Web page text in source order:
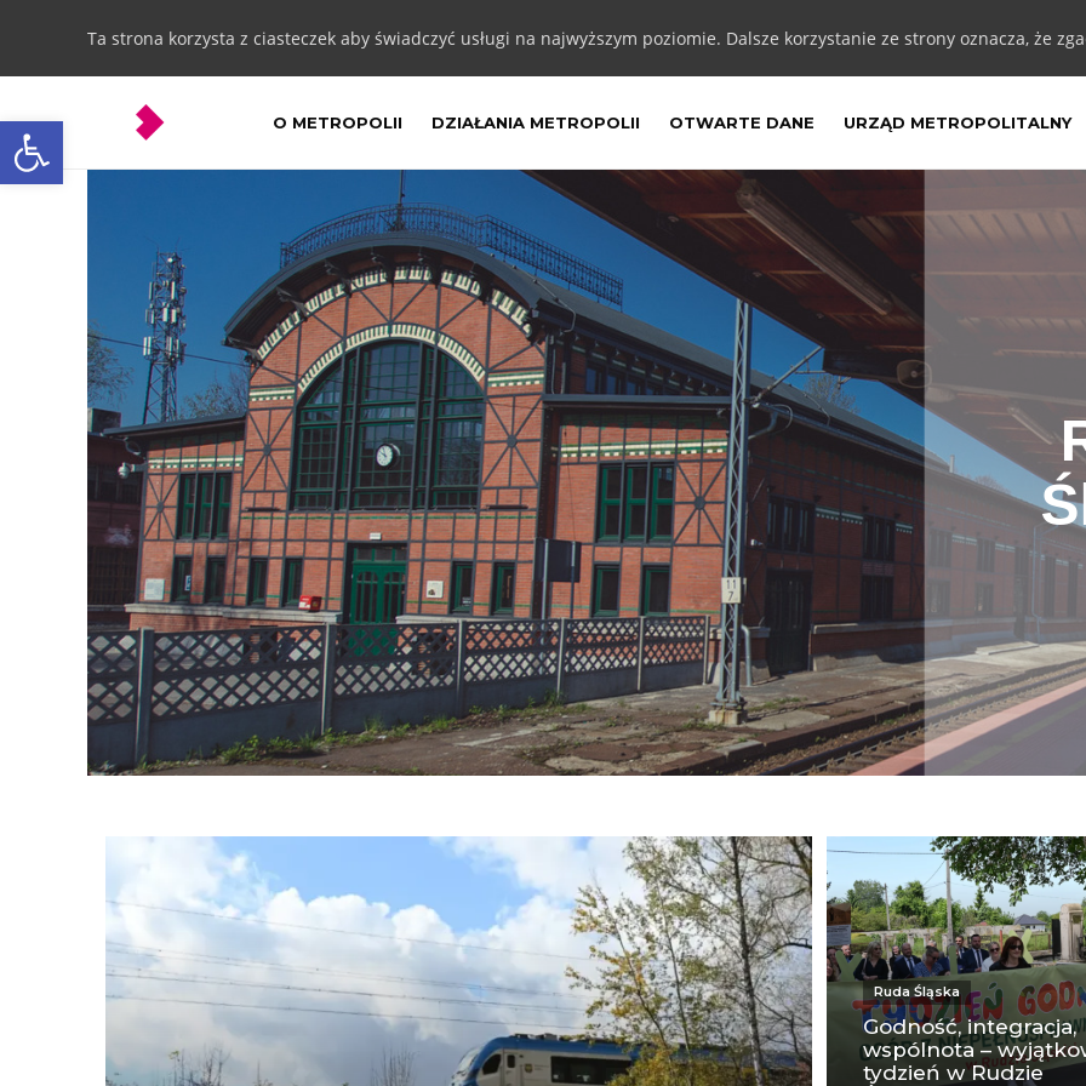
Otwórz pasek narzędzi
Ta strona korzysta z ciasteczek aby świadczyć usługi na najwyższym poziomie. Dalsze korzystanie ze strony oznacza, że
O METROPOLII DZIAŁANIA METROPOLII OTWARTE DANE URZĄD METROPOLITALNY
Ruda Śląska
Godność, integracja,
wspólnota –
tydzień w Rudzie